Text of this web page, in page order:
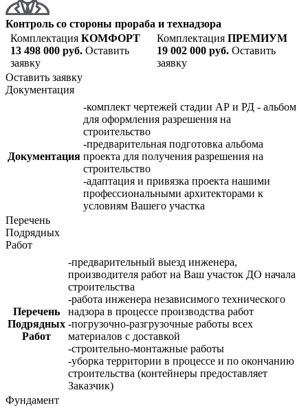
Контроль со стороны прораба и технадзора
Комплектация КОМФОРТ
13 498 000 руб. Оставить
заявку
Комплектация ПРЕМИУМ
19 002 000 руб. Оставить
заявку
Оставить заявку
Документация
Документация
-комплект чертежей стадии АР и РД - альбом
для оформления разрешения на
строительство
-предварительная подготовка альбома
проекта для получения разрешения на
строительство
-адаптация и привязка проекта нашими
профессиональными архитекторами к
условиям Вашего участка
Перечень
Подрядных
Работ
Перечень
Подрядных
Работ
-предварительный выезд инженера,
производителя работ на Ваш участок ДО начала
строительства
-работа инженера независимого технического
надзора в процессе производства работ
-погрузочно-разгрузочные работы всех
материалов с доставкой
-строительно-монтажные работы
-уборка территории в процессе и по окончанию
строительства (контейнеры предоставляет
Заказчик)
Фундамент